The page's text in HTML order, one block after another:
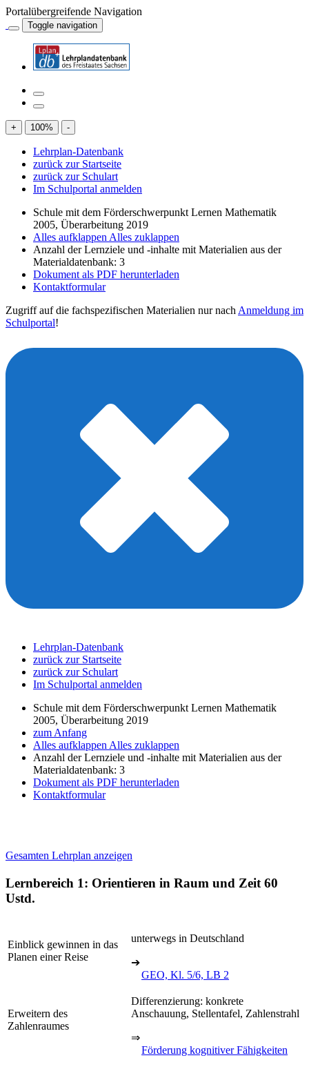
Portalübergreifende Navigation
Toggle navigation
+ 100% -
Lehrplan-Datenbank
zurück zur Startseite
zurück zur Schulart
Im Schulportal anmelden
Schule mit dem Förderschwerpunkt Lernen Mathematik
2005, Überarbeitung 2019
Alles aufklappen Alles zuklappen
Anzahl der Lernziele und -inhalte mit Materialien aus der
Materialdatenbank: 3
Dokument als PDF herunterladen
Kontaktformular
Zugriff auf die fachspezifischen Materialien nur nach Anmeldung im
Schulportal!
Lehrplan-Datenbank
zurück zur Startseite
zurück zur Schulart
Im Schulportal anmelden
Schule mit dem Förderschwerpunkt Lernen Mathematik
2005, Überarbeitung 2019
zum Anfang
Alles aufklappen Alles zuklappen
Anzahl der Lernziele und -inhalte mit Materialien aus der
Materialdatenbank: 3
Dokument als PDF herunterladen
Kontaktformular
Gesamten Lehrplan anzeigen
Lernbereich 1: Orientieren in Raum und Zeit 60
Ustd.
Einblick gewinnen in das
Planen einer Reise
unterwegs in Deutschland
➔
GEO, Kl. 5/6, LB 2
Erweitern des
Zahlenraumes
Differenzierung: konkrete
Anschauung, Stellentafel, Zahlenstrahl
⇒
Förderung kognitiver Fähigkeiten